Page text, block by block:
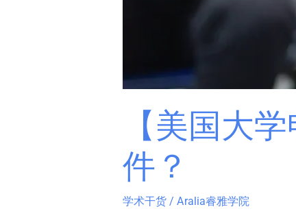
【美国大
件？
学术干货 /Aralia睿雅学院